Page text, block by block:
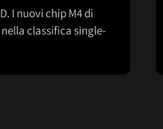
I nuovi chip M4 di
classifica single-